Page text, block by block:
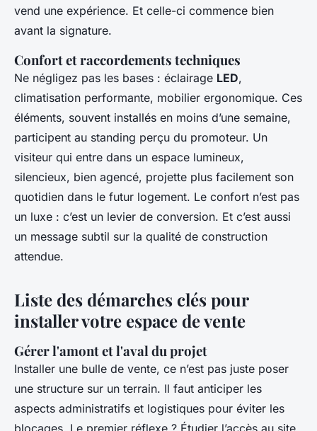
vend une expérience. Et celle-ci commence bien
avant la signature.
Confort et raccordements techniques
Ne négligez pas les bases : éclairage LED,
climatisation performante, mobilier ergonomique. Ces
éléments, souvent installés en moins d’une semaine,
participent au standing perçu du promoteur. Un
visiteur qui entre dans un espace lumineux,
silencieux, bien agencé, projette plus facilement son
quotidien dans le futur logement. Le confort n’est pas
un luxe : c’est un levier de conversion. Et c’est aussi
un message subtil sur la qualité de construction
attendue.
Liste des démarches clés pour
installer votre espace de vente
Gérer l'amont et l'aval du projet
Installer une bulle de vente, ce n’est pas juste poser
une structure sur un terrain. Il faut anticiper les
aspects administratifs et logistiques pour éviter les